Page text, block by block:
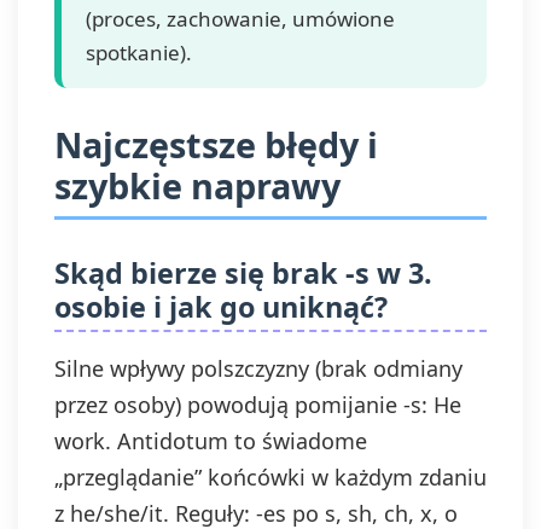
(proces, zachowanie, umówione
spotkanie).
Najczęstsze błędy i
szybkie naprawy
Skąd bierze się brak -s w 3.
osobie i jak go uniknąć?
Silne wpływy polszczyzny (brak odmiany
przez osoby) powodują pomijanie -s: He
work. Antidotum to świadome
„przeglądanie” końcówki w każdym zdaniu
z he/she/it. Reguły: -es po s, sh, ch, x, o